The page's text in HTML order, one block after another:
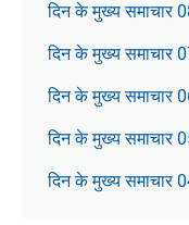
दिन के मुख्य समाचार
दिन के मुख्य समाचार
दिन के मुख्य समाचार
दिन के मुख्य समाचार
दिन के मुख्य समाचार